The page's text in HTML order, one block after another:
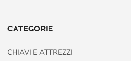
CATEGORIE
CHIAVI E ATTREZZI